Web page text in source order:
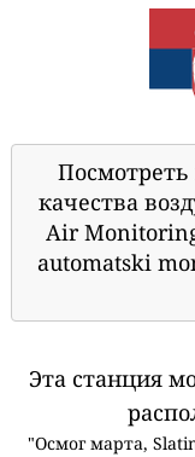
качества
Air
automatski
Эта станция
"Осмог марта,